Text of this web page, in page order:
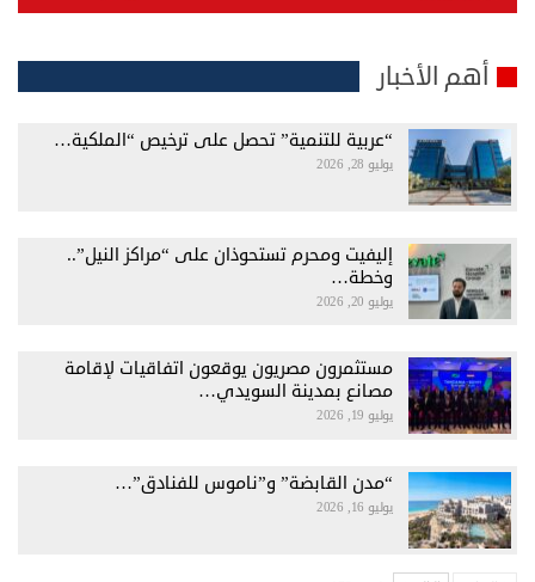
أهم الأخبار
“عربية للتنمية” تحصل على ترخيص “الملكية…
يوليو 28, 2026
إليفيت ومحرم تستحوذان على “مراكز النيل”..
وخطة…
يوليو 20, 2026
مستثمرون مصريون يوقعون اتفاقيات لإقامة
مصانع بمدينة السويدي…
يوليو 19, 2026
“مدن القابضة” و”ناموس للفنادق”…
يوليو 16, 2026